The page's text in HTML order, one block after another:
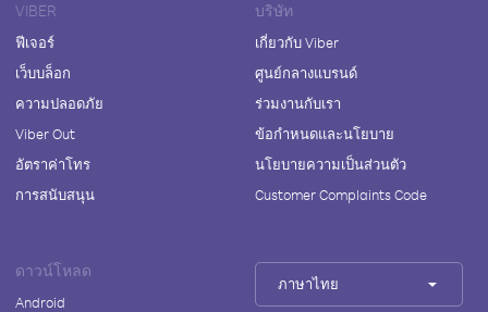
VIBER
ฟีเจอร์
เว็บบล็อก
ความปลอดภัย
Viber Out
อัตราค่าโทร
การสนับสนุน
บริษัท
เกี่ยวกับ Viber
ศูนย์กลางแบรนด์
ร่วมงานกับเรา
ข้อกำหนดและนโยบาย
นโยบายความเป็นส่วนตัว
Customer Complaints Code
ดาวน์โหลด
Android
ภาษาไทย